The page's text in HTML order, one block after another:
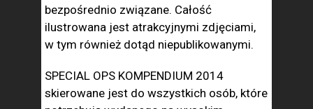
bezpośrednio związane. Całość
ilustrowana jest atrakcyjnymi zdjęciami,
w tym również dotąd niepublikowanymi.
SPECIAL OPS KOMPENDIUM 2014
skierowane jest do wszystkich osób, które